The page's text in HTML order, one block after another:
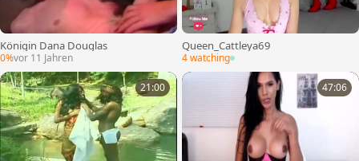
Königin Dana Douglas
0%vor 11 Jahren
Queen_Cattleya69
4 watching
21:00 47:06